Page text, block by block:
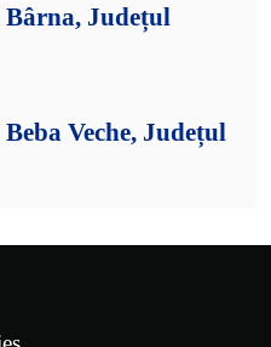
Județul
Veche, Județul